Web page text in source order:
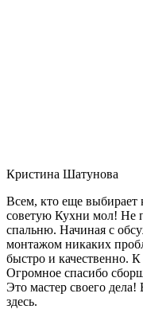
Кристина Шатунова
Всем, кто еще выбирает
советую Кухни мол! Не
спальню. Начиная с
монтажом никаких
быстро и качественно.
Огромное спасибо
Это мастер своего дела!
здесь.